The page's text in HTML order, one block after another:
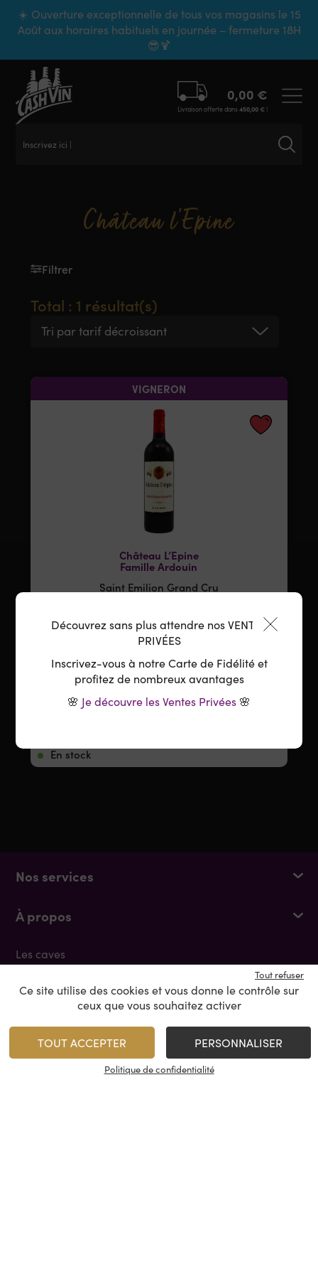
☀️ Ouverture exceptionnelle de tous vos magasins le 15
Août aux horaires habituels en journée – fermeture 18H
😎🍹
Inscrivez ici v
0,00 €
Livraison offerte dans450,00 €!
Château l'Epine
Filtrer
Total : 1 résultat(s)
Tri par tarif décroissant
VIGNERON
Château L’Epine
Famille Ardouin
Saint Emilion Grand Cru
19,95€/75 cl
1 AJOUTER
En stock
Nos services
À propos
Les caves
Mentions légales et données personnelles
Conditions générales de vente
Découvrez sans plus attendre nos VENTES
PRIVÉES
Inscrivez-vous à notre Carte de Fidélité et
profitez de nombreux avantages
🌸 Je découvre les Ventes Privées 🌸
Panneau de gestion des cookies
Ce site utilise des cookies et vous donne le contrôle sur
ceux que vous souhaitez activer
TOUT ACCEPTER
Tout refuser
PERSONNALISER
Politique de confidentialité